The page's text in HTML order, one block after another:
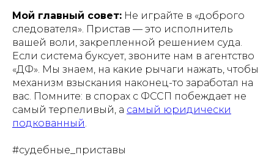
Мой главный совет: Не играйте в «доброго
следователя». Пристав — это исполнитель
вашей воли, закрепленной решением суда.
Если система буксует, звоните нам в агентство
«ДФ». Мы знаем, на какие рычаги нажать, чтобы
механизм взыскания наконец-то заработал на
вас. Помните: в спорах с ФССП побеждает не
самый терпеливый, а самый юридически
подкованный.
#судебные_приставы